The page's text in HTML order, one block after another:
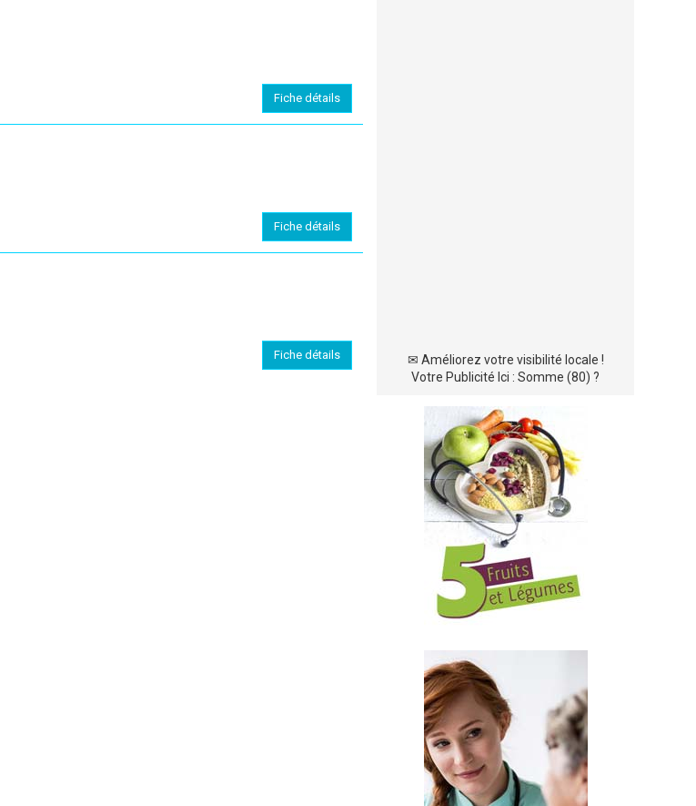
Fiche détails
Fiche détails
Fiche détails ✉ Améliorez votre visibilité locale !
Votre Publicité Ici : Somme (80) ?